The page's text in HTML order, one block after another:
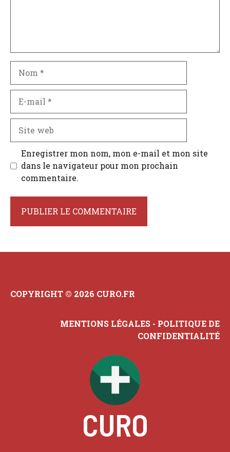
mail
Site
web
Enregistrer mon nom, mon e-mail et mon site
dans le navigateur pour mon prochain
commentaire.
COPYRIGHT © 2026 CURO.FR
MENTIONS LÉGALES - POLITIQUE DE
CONFIDENTIALITÉ
CURO